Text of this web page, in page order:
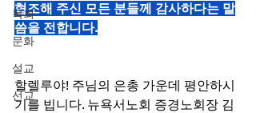
목회
문화
설교
선교
협조해 주신 모든 분들께 감사하다는 말
씀을 전합니다.
할렐루야! 주님의 은총 가운데 평안하시
기를 빕니다. 뉴욕서노회 증경노회장 김